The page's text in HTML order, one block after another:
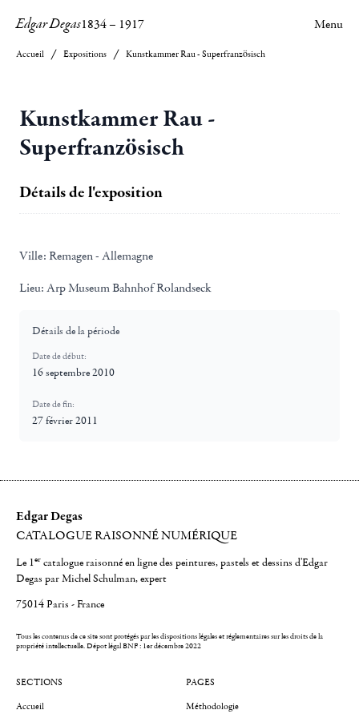
Edgar Degas1834– 1917 Menu
Accueil Expositions Kunstkammer Rau - Superfranzösisch
Kunstkammer Rau -
Superfranzösisch
Détails de l'exposition
Ville: Remagen - Allemagne
Lieu: Arp Museum Bahnhof Rolandseck
Détails de la période
Date de début:
16 septembre 2010
Date de fin:
27 février 2011
Edgar Degas
CATALOGUE RAISONNÉ NUMÉRIQUE
Le 1er catalogue raisonné en ligne des peintures, pastels et dessins d'Edgar
Degas par Michel Schulman, expert
75014 Paris - France
Tous les contenus de ce site sont protégés par les dispositions légales et réglementaires sur les droits de la
propriété intellectuelle.Dépot légal BNF : 1er décembre 2022
SECTIONS
Accueil
PAGES
Méthodologie